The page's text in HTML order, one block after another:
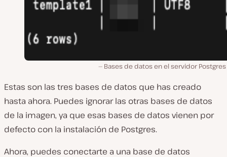
Bases de datos en el servidor Postgres
Estas son las tres bases de datos que has creado
hasta ahora. Puedes ignorar las otras bases de datos
de la imagen, ya que esas bases de datos vienen por
defecto con la instalación de Postgres.
Ahora, puedes conectarte a una base de datos